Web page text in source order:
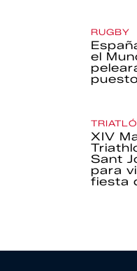
RUGBY
el
XIV
Sant
para
fiesta